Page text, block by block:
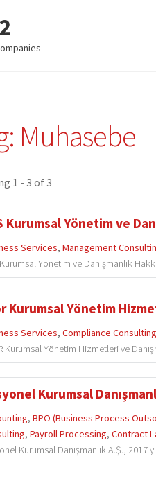
Muhasebe
1 - 3 of 3
Kurumsal Yönetim ve
Services,Management
Yönetim ve Danışmanlık
Kurumsal Yönetim
Services,Compliance Consulting
Kurumsal Yönetim Hizmetleri ve
Kurumsal
,BPO (Business Process
,Payroll Processing,Contract
Kurumsal Danışmanlık A.Ş., 2017